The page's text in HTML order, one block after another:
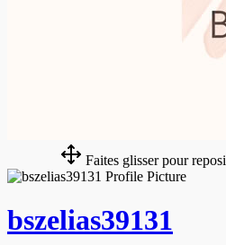
Faites glisser pour
bszelias39131